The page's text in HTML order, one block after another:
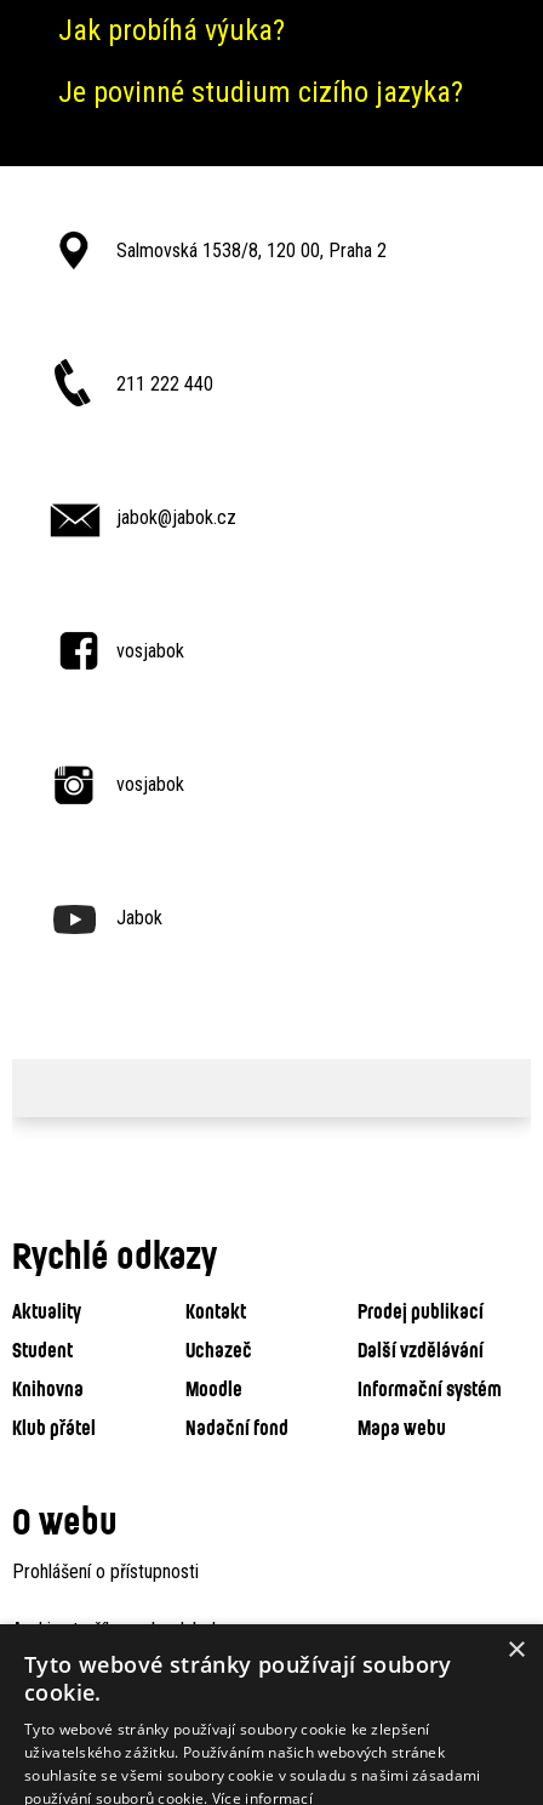
Jak probíhá výuka?
Je povinné studium cizího jazyka?
Salmovská 1538/8, 120 00, Praha 2
211 222 440
jabok@jabok.cz
vosjabok
vosjabok
Jabok
Rychlé odkazy
Aktuality Kontakt
Prodej publikací
Student
Uchazeč
Další vzdělávání
Knihovna
Moodle
Informační systém
Klub přátel
Nadační fond Mapa webu
O webu
Prohlášení o přístupnosti
Archiv staršího webu Jaboku ×
Tyto webové stránky používají soubory
cookie.
Tyto webové stránky používají soubory cookie ke zlepšení
uživatelského zážitku. Používáním našich webových stránek
souhlasíte se všemi soubory cookie v souladu s našimi zásadami
používání souborů cookie. Více informací